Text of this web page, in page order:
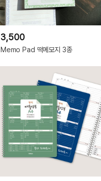
3,500
Memo Pad 떡메모지 3종